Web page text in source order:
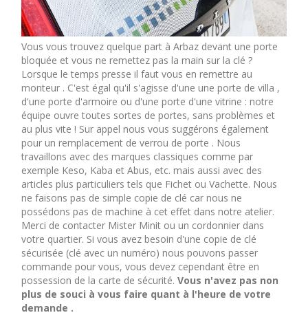
Vous vous trouvez quelque part à Arbaz devant une porte
bloquée et vous ne remettez pas la main sur la clé ?
Lorsque le temps presse il faut vous en remettre au
monteur . C'est égal qu'il s'agisse d'une une porte de villa ,
d'une porte d'armoire ou d'une porte d'une vitrine : notre
équipe ouvre toutes sortes de portes, sans problèmes et
au plus vite ! Sur appel nous vous suggérons également
pour un remplacement de verrou de porte . Nous
travaillons avec des marques classiques comme par
exemple Keso, Kaba et Abus, etc. mais aussi avec des
articles plus particuliers tels que Fichet ou Vachette. Nous
ne faisons pas de simple copie de clé car nous ne
possédons pas de machine à cet effet dans notre atelier.
Merci de contacter Mister Minit ou un cordonnier dans
votre quartier. Si vous avez besoin d'une copie de clé
sécurisée (clé avec un numéro) nous pouvons passer
commande pour vous, vous devez cependant être en
possession de la carte de sécurité.Vous n'avez pas non
plus de souci à vous faire quant à l'heure de votre
demande .